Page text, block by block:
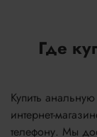
Где
Купить
интернет-
телефону. Мы